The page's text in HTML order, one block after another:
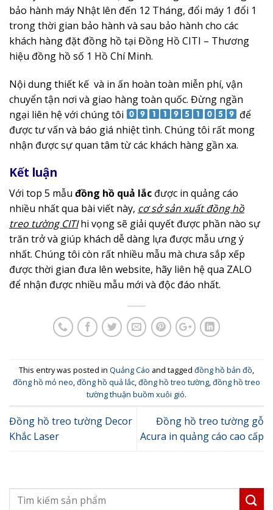
bảo hành máy Nhật lên đến 12 Tháng, đổi máy 1 đổi 1
trong thời gian bảo hành và sau bảo hành cho các
khách hàng đặt đồng hồ tại Đồng Hồ CITI – Thương
hiệu đồng hồ số 1 Hồ Chí Minh.
Nội dung thiết kế và in ấn hoàn toàn miễn phí, vận
chuyển tận nơi và giao hàng toàn quốc. Đừng ngần
ngại liên hệ với chúng tôi
để
được tư vấn và báo giá nhiệt tình. Chúng tôi rất mong
nhận được sự quan tâm từ các khách hàng gần xa.
Kết luận
Với top 5 mẫu đồng hồ quả lắc được in quảng cáo
nhiều nhất qua bài viết này, cơ sở sản xuất đồng hồ
treo tường CITIhi vọng sẽ giải quyết được phần nào sự
trăn trở và giúp khách dễ dàng lựa được mẫu ưng ý
nhất. Chúng tôi còn rất nhiều mẫu mà chưa sắp xếp
được thời gian đưa lên website, hãy liên hệ qua ZALO
để nhận được nhiều mẫu mới và độc đáo nhất.
This entry was posted in Quảng Cáo and tagged đồng hồ bản đồ,
đồng hồ mỏ neo,đồng hồ quả lắc,đồng hồ treo tường,đồng hồ treo
tường thuận buồm xuôi gió.
Đồng hồ treo tường Decor
Khắc Laser
Đồng hồ treo tường gỗ
Acura in quảng cáo cao cấp